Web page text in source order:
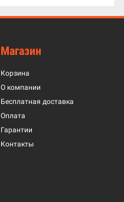
Магазин
Корзина
О компании
Бесплатная доставка
Оплата
Гарантии
Контакты